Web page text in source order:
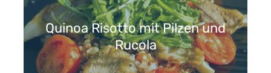
Quinoa Risotto mit Pilzen und
Rucola